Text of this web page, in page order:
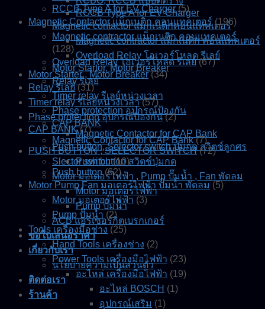
RCCB Type A for EV Charger
Magnetic contactor แมกเนติกคอนแทคเตอร์
Magnetic contractor แม็กเนติก คอนแทคเตอร์
Overload Relay โอเวอร์โหลด รีเลย์
Motor Startor, Motor Breaker
Relay รีเลย์
Timer relay รีเลย์หน่วงเวลา
Phase protection อุปกรณ์ป้องกัน
CAP BANK
Magnetic Contactor for CAP Bank
Push button, Selector switch ปุ่มกด สวิตช์ลูกศร
Push button สวิตช์ปุ่มกด
Motor มอเตอร์ไฟฟ้า , Pump ปั๊มน้ำ , Fan พัดลม
Motor มอเตอร์ไฟฟ้า
Pump ปั๊มน้ำ
ACB แอร์เซอร์กิตเบรกเกอร์
ขอใบเสนอราคา
เกี่ยวกับเรา
นโยบายความเป็นส่วนตัว
ติดต่อเรา
ร้านค้า
RCCB Type A for EV Charger (5)
Magnetic Contactor แม็กเนติก คอนแทคเตอร์ (196)
Magnetic contractor แม็กเนติก คอนแทคเตอร์
(128)
Overload Relay โอเวอร์โหลด รีเลย์ (67)
Motor Starter , Motor Breaker (34)
Relay รีเลย์ (31)
Timer relay รีเลย์หน่วงเวลา (57)
Phase protection อุปกรณ์ป้องกัน (2)
CAP BANK (7)
Magnetic Contactor for CAP Bank (7)
PUSH BUTTON , SELECTOR SWITCH (72)
Slector switch (10)
Push button (62)
Motor Pump Fan มอเตอร์ไฟฟ้า ปั๊มน้ำ พัดลม (5)
Motor มอเตอร์ไฟฟ้า (3)
Pump ปั๊มน้ำ (2)
Tools เครื่องมือช่าง (25)
Hand Tools เครื่องช่าง (2)
Power Tools เครื่องมือไฟฟ้า (23)
อะไหล่ เครื่องมือไฟฟ้า (19)
อะไหล่ BOSCH (1)
อุปกรณ์เสริม (1)